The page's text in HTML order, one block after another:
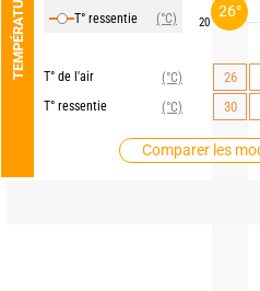
TEMPÉRATURE
T° ressentie
(°C)
T° de l'air
(°C)
T° ressentie
(°C)
Comparer les
20
26
30
26°